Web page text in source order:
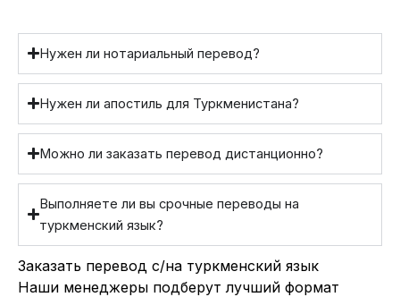
Нужен ли нотариальный перевод?
Нужен ли апостиль для Туркменистана?
Можно ли заказать перевод дистанционно?
Выполняете ли вы срочные переводы на
туркменский язык?
Заказать перевод с/на туркменский язык
Наши менеджеры подберут лучший формат